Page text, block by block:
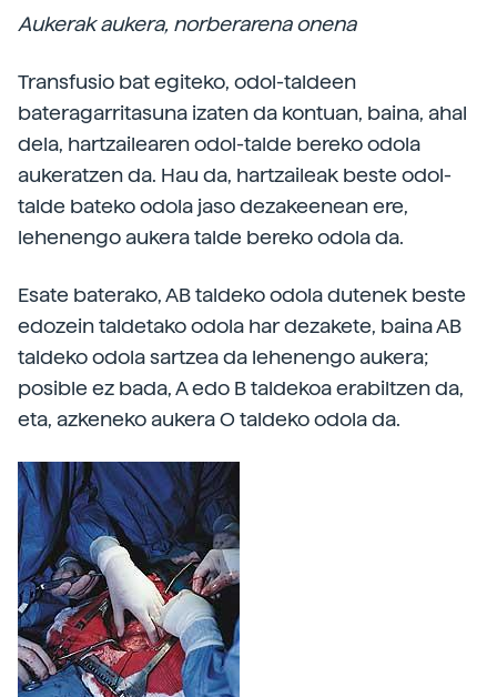
Aukerak aukera, norberarena onena
Transfusio bat egiteko, odol-taldeen
bateragarritasuna izaten da kontuan, baina, ahal
dela, hartzailearen odol-talde bereko odola
aukeratzen da. Hau da, hartzaileak beste odol-
talde bateko odola jaso dezakeenean ere,
lehenengo aukera talde bereko odola da.
Esate baterako, AB taldeko odola dutenek beste
edozein taldetako odola har dezakete, baina AB
taldeko odola sartzea da lehenengo aukera;
posible ez bada, A edo B taldekoa erabiltzen da,
eta, azkeneko aukera O taldeko odola da.